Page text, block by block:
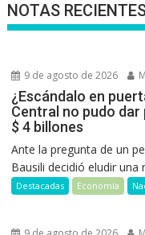
NOTAS
9 de agosto de 2026
¿Escándalo en
Central no pudo
$ 4 billones
Ante la pregunta de un
Bausili decidió eludir una
Destacadas Economía